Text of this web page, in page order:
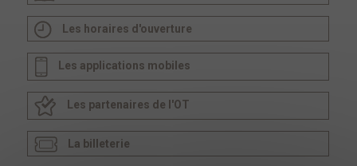
Les horaires d'ouverture
Les applications mobiles
Les partenaires de l'OT
La billeterie